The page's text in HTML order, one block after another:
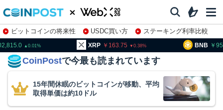
ビットコインの将来性 USDC買い方
ステーキング利率比較
株特集・関連銘柄
0.01 XRP 163.75 0.38 BNB
CoinPostで今最も読まれています
15年間休眠のビットコインが移動、平均
取得単価は約10ドル